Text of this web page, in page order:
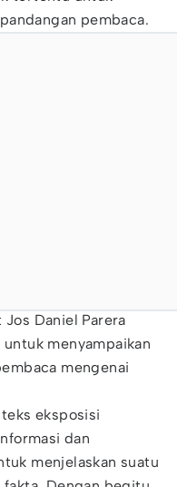
pembaca.
Daniel Parera
menyampaikan
mengenai
eksposisi
dan
menjelaskan suatu